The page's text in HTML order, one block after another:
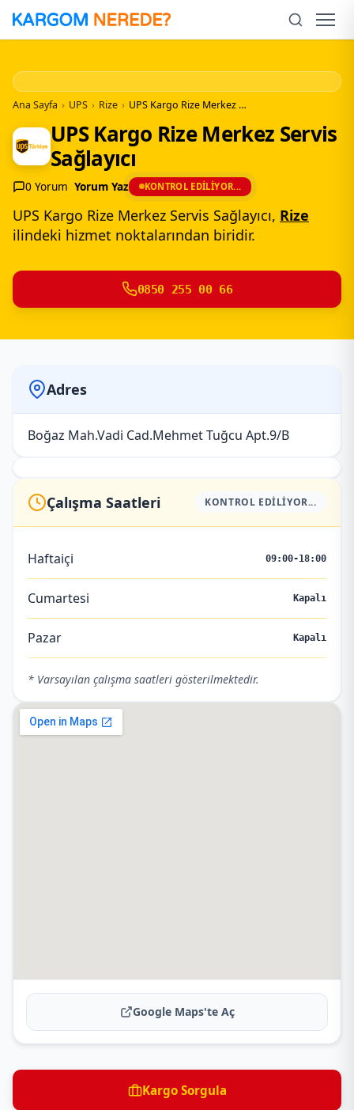
İçeriğe
Geç
Ana Sayfa › UPS › Rize › UPS Kargo Rize Merkez Servis Sağlayıcı
UPS Kargo Rize Merkez Servis
Sağlayıcı
0 Yorum Yorum Yaz KONTROL EDILIYOR...
UPS Kargo Rize Merkez Servis Sağlayıcı, Rize
ilindeki hizmet noktalarından biridir.
0850 255 00 66
Adres
Boğaz Mah.Vadi Cad.Mehmet Tuğcu Apt.9/B
Çalışma Saatleri KONTROL EDILIYOR...
Haftaiçi 09:00-18:00
Cumartesi Kapalı
Pazar Kapalı
* Varsayılan çalışma saatleri gösterilmektedir.
Google Maps'te Aç
Kargo Sorgula